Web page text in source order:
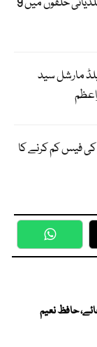
مارشل سید
کی فیس کم کرنے کا
کی جائے، حافظ نعیم